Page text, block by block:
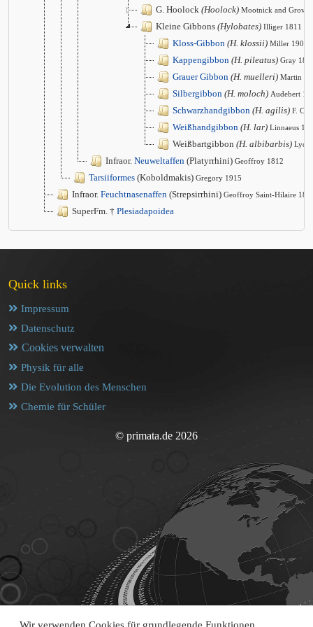
G. Hoolock (Hoolock) Mootnick and
Kleine Gibbons (Hylobates) Illiger 1811
Kloss-Gibbon (H. klossii) Miller 1903
Kappengibbon (H. pileatus) Gray
Grauer Gibbon (H. muelleri) Martin
Silbergibbon (H. moloch) Audebert
Schwarzhandgibbon (H. agilis) F.
Weißhandgibbon (H. lar) Linnaeus
Weißbartgibbon (H. albibarbis) Lyon
Infraor. Neuweltaffen (Platyrrhini) Geoffroy 1812
Tarsiiformes (Koboldmakis) Gregory 1915
Infraor. Feuchtnasenaffen (Strepsirrhini) Geoffroy Saint-Hilaire
SuperFm. † Plesiadapoidea
Quick links
Impressum
Datenschutz
Cookies verwalten
Physik für alle
Die Evolution des Menschen
Chemie für Schüler
© primata.de 2026